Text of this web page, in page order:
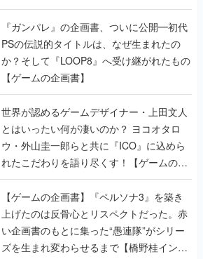
書】
『ガンパレ』の企画書、ついに公開━初代
PSの伝説的タイトルは、なぜ生まれたの
か？そして『LOOP8』へ受け継がれたもの
【ゲームの企画書】
世界が認めるゲームデザイナー・上田文人
とはいったい何が凄いのか？ ヨコオタロ
ウ・外山圭一郎らと共に『ICO』に込めら
れたこだわりを語り尽くす！【ゲームの企
画書】
【ゲームの企画書】『ペルソナ3』を築き
上げたのは反骨心とリスペクトだった。赤
い企画書のもとに集った“愚連隊”がシリー
ズを生まれ変わらせるまで【橋野桂インタ